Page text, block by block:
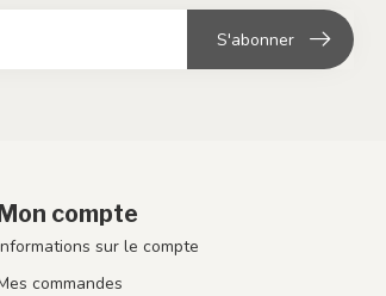
S'abonner
compte
sur le compte
commandes